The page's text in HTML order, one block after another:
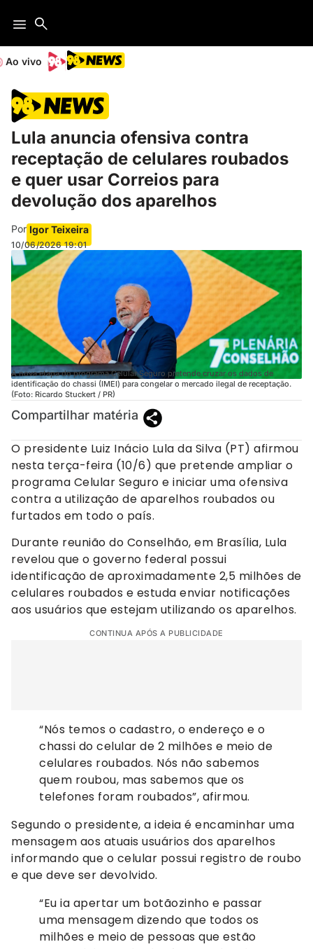
Ao vivo
Lula anuncia ofensiva contra
receptação de celulares roubados
e quer usar Correios para
devolução dos aparelhos
Por Igor Teixeira
10/06/2026 19:01
A nova etapa do programa Celular Seguro pretende cruzar os dados de
identificação do chassi (IMEI) para congelar o mercado ilegal de receptação.
(Foto: Ricardo Stuckert / PR)
Compartilhar matéria
O presidente Luiz Inácio Lula da Silva (PT) afirmou
nesta terça-feira (10/6) que pretende ampliar o
programa Celular Seguro e iniciar uma ofensiva
contra a utilização de aparelhos roubados ou
furtados em todo o país.
Durante reunião do Conselhão, em Brasília, Lula
revelou que o governo federal possui
identificação de aproximadamente 2,5 milhões de
celulares roubados e estuda enviar notificações
aos usuários que estejam utilizando os aparelhos.
CONTINUA APÓS A PUBLICIDADE
“Nós temos o cadastro, o endereço e o
chassi do celular de 2 milhões e meio de
celulares roubados. Nós não sabemos
quem roubou, mas sabemos que os
telefones foram roubados”, afirmou.
Segundo o presidente, a ideia é encaminhar uma
mensagem aos atuais usuários dos aparelhos
informando que o celular possui registro de roubo
e que deve ser devolvido.
“Eu ia apertar um botãozinho e passar
uma mensagem dizendo que todos os
milhões e meio de pessoas que estão